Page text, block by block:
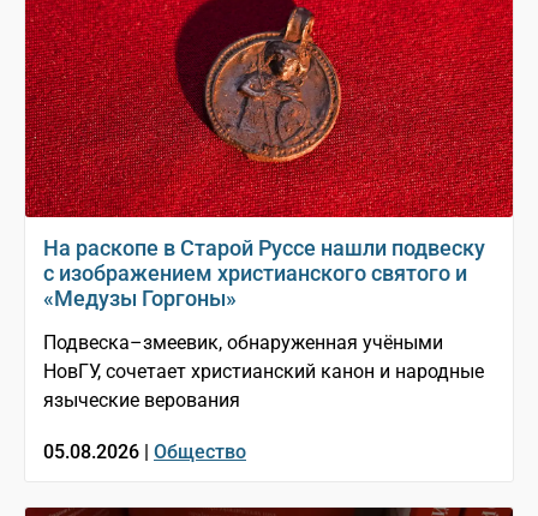
На раскопе в Старой Руссе нашли подвеску
с изображением христианского святого и
«Медузы Горгоны»
Подвеска–змеевик, обнаруженная учёными
НовГУ, сочетает христианский канон и народные
языческие верования
05.08.2026 | Общество